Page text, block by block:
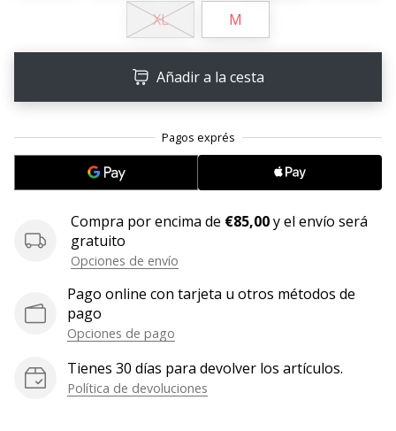
jugón?
en
Mostrar
todos
XL M
Añadir a la cesta
Compra por encima de €85,00y el envío será
gratuito
Opciones de envío
Pago online con tarjeta u otros métodos de
pago
Opciones de pago
Tienes 30 días para devolver los artículos.
Política de devoluciones